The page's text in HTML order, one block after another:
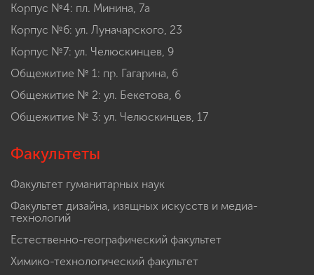
Корпус №4: пл. Минина, 7а
Корпус №6: ул. Луначарского, 23
Корпус №7: ул. Челюскинцев, 9
Общежитие № 1: пр. Гагарина, 6
Общежитие № 2: ул. Бекетова, 6
Общежитие № 3: ул. Челюскинцев, 17
Факультеты
Факультет гуманитарных наук
Факультет дизайна, изящных искусств и медиа-
технологий
Естественно-географический факультет
Химико-технологический факультет